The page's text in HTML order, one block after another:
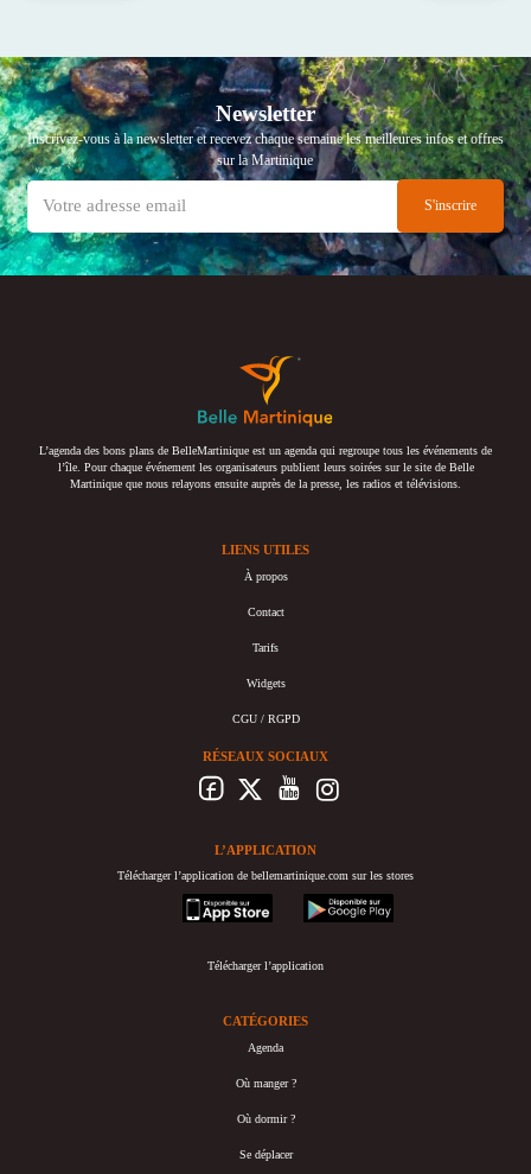
Newsletter
Inscrivez-vous à la newsletter et recevez chaque semaine les meilleures infos et offres
sur la Martinique
L’agenda des bons plans de BelleMartinique est un agenda qui regroupe tous les événements de
l’île. Pour chaque événement les organisateurs publient leurs soirées sur le site de Belle
Martinique que nous relayons ensuite auprès de la presse, les radios et télévisions.
LIENS UTILES
À propos
Contact
Tarifs
Widgets
CGU / RGPD
RÉSEAUX SOCIAUX
L’APPLICATION
Télécharger l’application de bellemartinique.com sur les stores
appstore
googleplay
Télécharger l’application
CATÉGORIES
Agenda
Où manger ?
Où dormir ?
Se déplacer